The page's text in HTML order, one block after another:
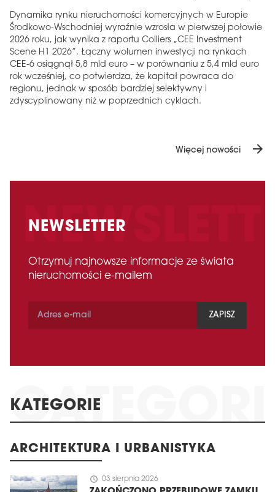
Dynamika rynku nieruchomości komercyjnych w Europie
Środkowo-Wschodniej wyraźnie wzrosła w pierwszej połowie
2026 roku, jak wynika z raportu Colliers „CEE Investment
Scene H1 2026”. Łączny wolumen inwestycji na rynkach
CEE-6 osiągnął 5,8 mld euro – w porównaniu z 5,4 mld euro
rok wcześniej, co potwierdza, że ​​kapitał powraca do
regionu, jednak w sposób bardziej selektywny i
zdyscyplinowany niż w poprzednich cyklach.
Więcej nowości arrow_forward
NEWSLETTER
Otrzymuj najnowsze informacje ze świata
nieruchomości e-mailem
ZAPISZ
KATEGORIE
ARCHITEKTURA I URBANISTYKA
schedule 03 sierpnia 2026